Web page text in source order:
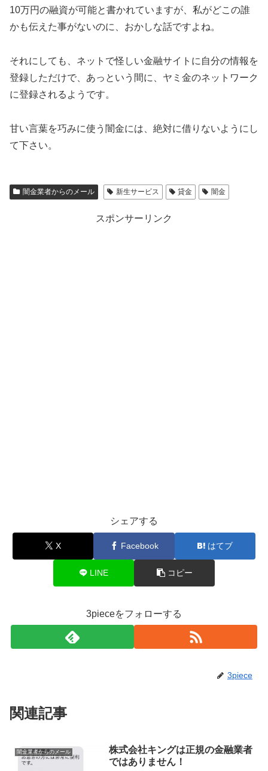
10万円の融資が可能と書かれていますが、私がどこの誰
かも伝えた事がないのに、おかしな話ですよね。
それにしても、ネットで怪しい金融サイトに自分の情報を
登録しただけで、あっという間に、ヤミ金のネットワーク
に登録されるようです。
甘い言葉を巧みに使う闇金には、絶対に借りないようにし
て下さい。
闇金業者からのメール 新生サービス 貸金 闇金
スポンサーリンク
シェアする
X Facebook はてブ
LINE コピー
3pieceをフォローする
3piece
関連記事
闇金業者からのメール
株式会社キングは正規の金融業者
ではありません！